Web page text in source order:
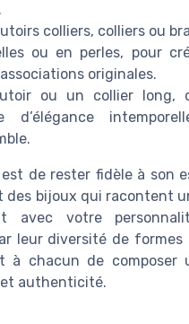
colliers, colliers ou
ou en perles, pour
originales.
ou un collier long,
d’élégance
est de rester fidèle à son
des bijoux qui racontent
avec votre
leur diversité de
à chacun de composer
authenticité.